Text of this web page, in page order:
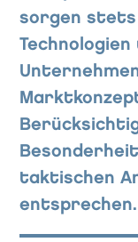
sorgen stets
taktischen
entsprechen.